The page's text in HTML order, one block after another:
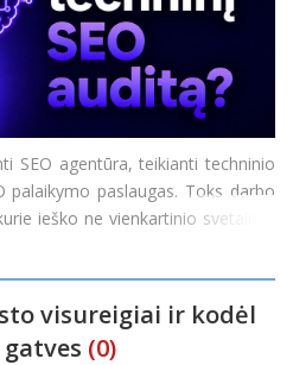
SEO agentūra, teikianti techninio
palaikymo paslaugas. Toks darbo
ieško ne vienkartinio svetainės
galinčios nustatyti SEO
visureigiai ir kodėl
(0)